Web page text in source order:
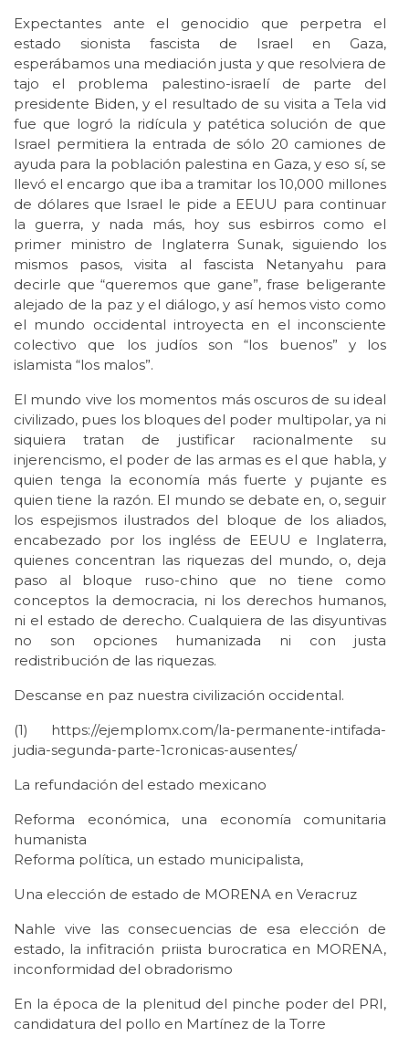
Expectantes ante el genocidio que perpetra el
estado sionista fascista de Israel en Gaza,
esperábamos una mediación justa y que resolviera de
tajo el problema palestino-israelí de parte del
presidente Biden, y el resultado de su visita a Tela vid
fue que logró la ridícula y patética solución de que
Israel permitiera la entrada de sólo 20 camiones de
ayuda para la población palestina en Gaza, y eso sí, se
llevó el encargo que iba a tramitar los 10,000 millones
de dólares que Israel le pide a EEUU para continuar
la guerra, y nada más, hoy sus esbirros como el
primer ministro de Inglaterra Sunak, siguiendo los
mismos pasos, visita al fascista Netanyahu para
decirle que “queremos que gane”, frase beligerante
alejado de la paz y el diálogo, y así hemos visto como
el mundo occidental introyecta en el inconsciente
colectivo que los judíos son “los buenos” y los
islamista “los malos”.
El mundo vive los momentos más oscuros de su ideal
civilizado, pues los bloques del poder multipolar, ya ni
siquiera tratan de justificar racionalmente su
injerencismo, el poder de las armas es el que habla, y
quien tenga la economía más fuerte y pujante es
quien tiene la razón. El mundo se debate en, o, seguir
los espejismos ilustrados del bloque de los aliados,
encabezado por los ingléss de EEUU e Inglaterra,
quienes concentran las riquezas del mundo, o, deja
paso al bloque ruso-chino que no tiene como
conceptos la democracia, ni los derechos humanos,
ni el estado de derecho. Cualquiera de las disyuntivas
no son opciones humanizada ni con justa
redistribución de las riquezas.
Descanse en paz nuestra civilización occidental.
(1) https://ejemplomx.com/la-permanente-intifada-
judia-segunda-parte-1cronicas-ausentes/
La refundación del estado mexicano
Reforma económica, una economía comunitaria
humanista
Reforma política, un estado municipalista,
Una elección de estado de MORENA en Veracruz
Nahle vive las consecuencias de esa elección de
estado, la infitración priista burocratica en MORENA,
inconformidad del obradorismo
En la época de la plenitud del pinche poder del PRI,
candidatura del pollo en Martínez de la Torre